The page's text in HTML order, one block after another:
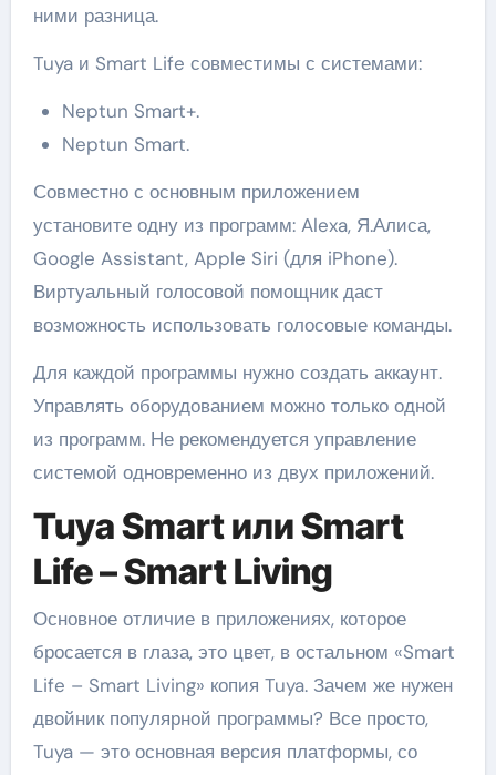
ними разница.
Tuya и Smart Life совместимы с системами:
Neptun Smart+.
Neptun Smart.
Совместно с основным приложением
установите одну из программ: Alexa, Я.Алиса,
Google Assistant, Apple Siri (для iPhone).
Виртуальный голосовой помощник даст
возможность использовать голосовые команды.
Для каждой программы нужно создать аккаунт.
Управлять оборудованием можно только одной
из программ. Не рекомендуется управление
системой одновременно из двух приложений.
Tuya Smart или Smart
Life – Smart Living
Основное отличие в приложениях, которое
бросается в глаза, это цвет, в остальном «Smart
Life – Smart Living» копия Tuya. Зачем же нужен
двойник популярной программы? Все просто,
Tuya — это основная версия платформы, со